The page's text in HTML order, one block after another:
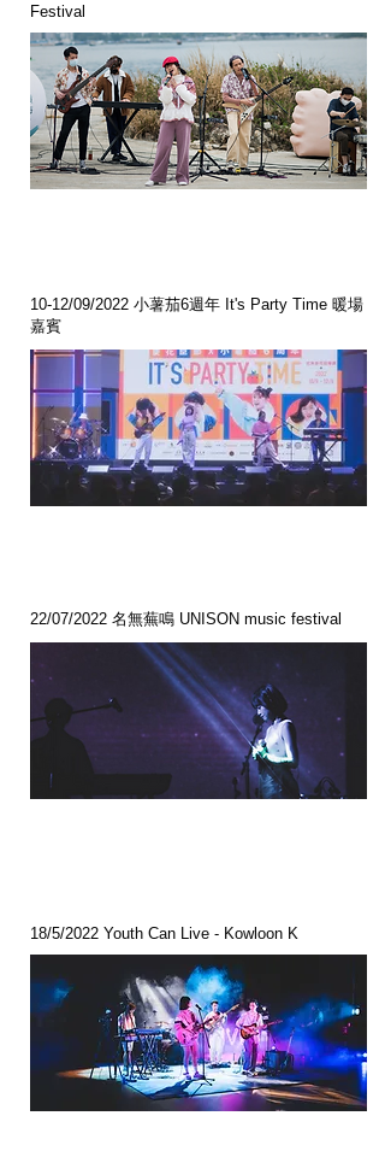
Festival
10-12/09/2022 小薯茄6週年 It's Party Time 暖場
嘉賓
22/07/2022 名無蕪鳴 UNISON music festival
18/5/2022 Youth Can Live - Kowloon K